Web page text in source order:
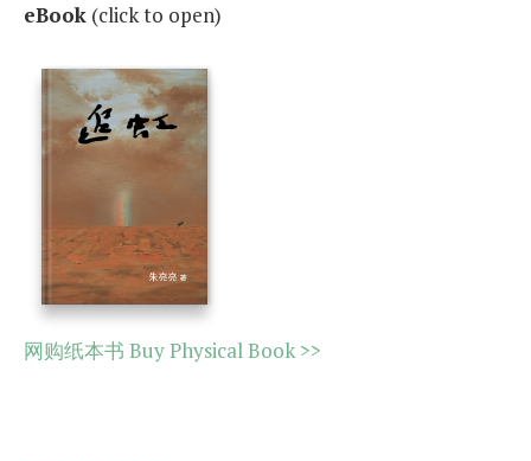
eBook (click to open)
网购纸本书 Buy Physical Book >>